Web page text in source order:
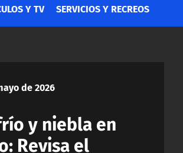
Y TV SERVICIOS Y RECREOS
de 2026
y niebla en
Revisa el